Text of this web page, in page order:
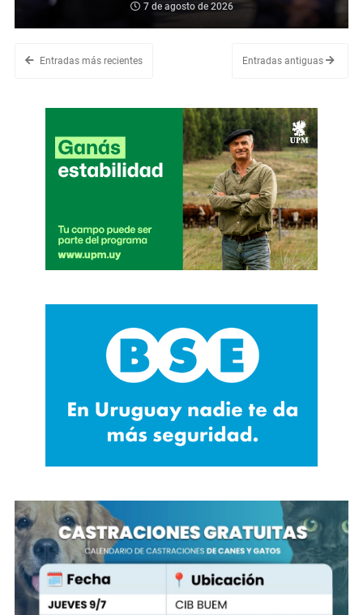
7 de agosto de 2026
Entradas más recientes Entradas antiguas